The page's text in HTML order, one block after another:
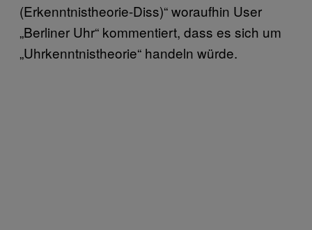
(Erkenntnistheorie-Diss)“ woraufhin User
„Berliner Uhr“ kommentiert, dass es sich um
„Uhrkenntnistheorie“ handeln würde.